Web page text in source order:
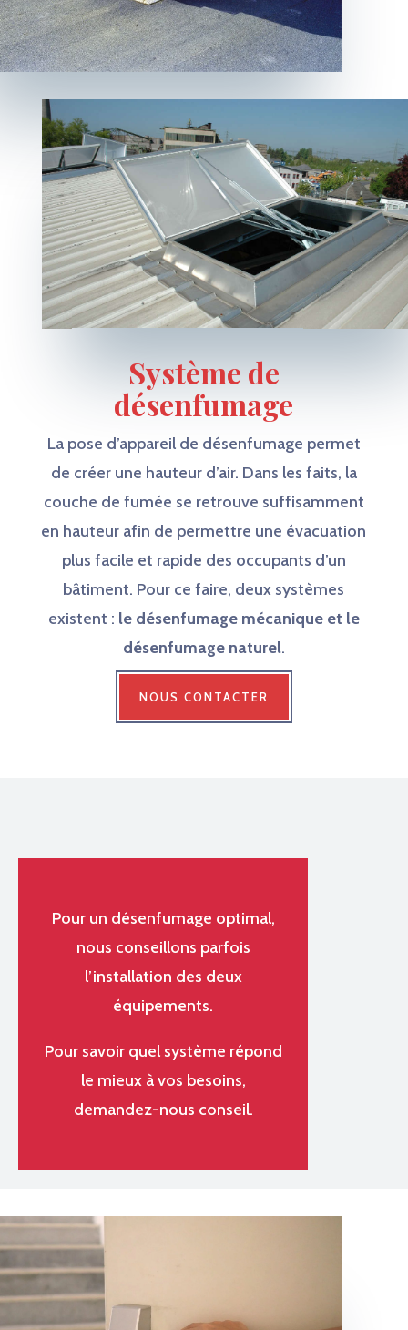
Système de
désenfumage
La pose d’appareil de désenfumage permet
de créer une hauteur d’air. Dans les faits, la
couche de fumée se retrouve suffisamment
en hauteur afin de permettre une évacuation
plus facile et rapide des occupants d’un
bâtiment. Pour ce faire, deux systèmes
existent : le désenfumage mécanique et le
désenfumage naturel.
NOUS CONTACTER
Pour un désenfumage optimal,
nous conseillons parfois
l’installation des deux
équipements.
Pour savoir quel système répond
le mieux à vos besoins,
demandez-nous conseil.